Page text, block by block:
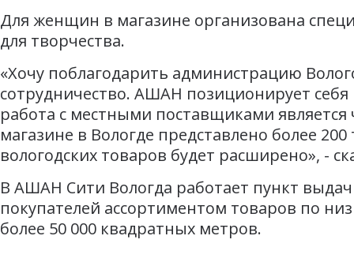
Для женщин в магазине организована
для творчества.
«Хочу поблагодарить администрацию
сотрудничество. АШАН позиционирует себя
работа с местными поставщиками
магазине в Вологде представлено более
вологодских товаров будет расширено», -
В АШАН Сити Вологда работает пункт
покупателей ассортиментом товаров по
более 50 000 квадратных метров.